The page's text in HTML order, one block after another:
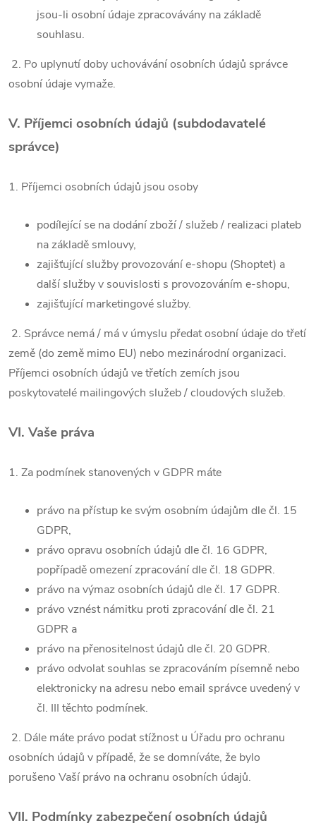
jsou-li osobní údaje zpracovávány na základě
souhlasu.
2. Po uplynutí doby uchovávání osobních údajů správce
osobní údaje vymaže.
V. Příjemci osobních údajů (subdodavatelé
správce)
1. Příjemci osobních údajů jsou osoby
podílející se na dodání zboží / služeb / realizaci plateb
na základě smlouvy,
zajišťující služby provozování e-shopu (Shoptet) a
další služby v souvislosti s provozováním e-shopu,
zajišťující marketingové služby.
2. Správce nemá / má v úmyslu předat osobní údaje do třetí
země (do země mimo EU) nebo mezinárodní organizaci.
Příjemci osobních údajů ve třetích zemích jsou
poskytovatelé mailingových služeb / cloudových služeb.
VI. Vaše práva
1. Za podmínek stanovených v GDPR máte
právo na přístup ke svým osobním údajům dle čl. 15
GDPR,
právo opravu osobních údajů dle čl. 16 GDPR,
popřípadě omezení zpracování dle čl. 18 GDPR.
právo na výmaz osobních údajů dle čl. 17 GDPR.
právo vznést námitku proti zpracování dle čl. 21
GDPR a
právo na přenositelnost údajů dle čl. 20 GDPR.
právo odvolat souhlas se zpracováním písemně nebo
elektronicky na adresu nebo email správce uvedený v
čl. III těchto podmínek.
2. Dále máte právo podat stížnost u Úřadu pro ochranu
osobních údajů v případě, že se domníváte, že bylo
porušeno Vaší právo na ochranu osobních údajů.
VII. Podmínky zabezpečení osobních údajů